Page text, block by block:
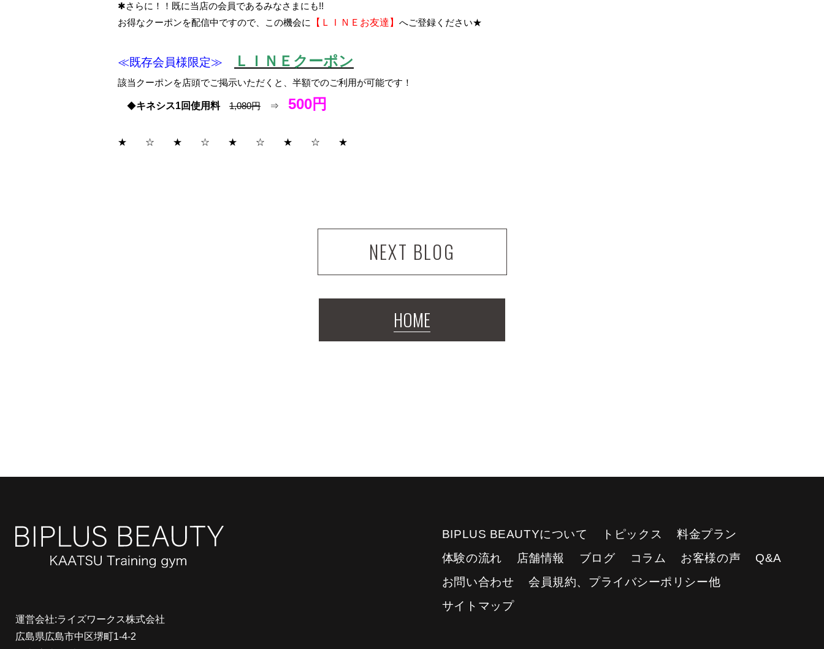
✱さらに！！既に当店の会員であるみなさまにも!!
お得なクーポンを配信中ですので、この機会に
【ＬＩＮＥお友達】 へご登録ください★
≪既存会員様限定≫ ＬＩＮＥクーポン
該当クーポンを店頭でご掲示いただくと、半額でのご利用が可能です！
◆キネシス1回使用料 1,080円 ⇒ 500円
★ ☆ ★ ☆ ★ ☆ ★ ☆ ★
NEXT BLOG
HOME
運営会社:ライズワークス株式会社
広島県広島市中区堺町1-4-2
BIPLUS BEAUTYについて トピックス
料金プラン
体験の流れ
店舗情報 ブログ コラム お客様の声
Q&A
お問い合わせ
会員規約、プライバシーポリシー他
サイトマップ